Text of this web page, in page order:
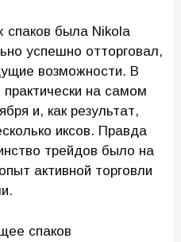
спаков была Nikola
успешно отторговал,
возможности. В
на самом
и, как результат,
иксов. Правда
трейдов было на
активной торговли
спаков